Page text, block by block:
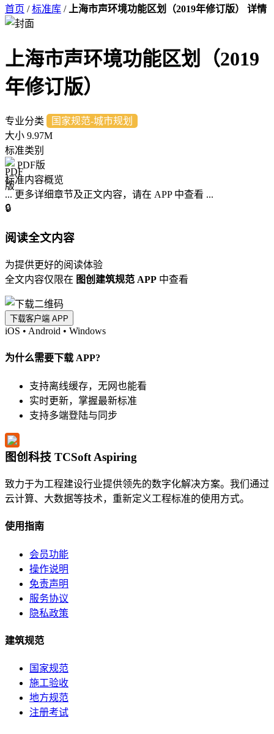
首页 / 标准库 / 上海市声环境功能区划（2019年修订版） 详情
上海市声环境功能区划（2019
年修订版）
专业分类
国家规范-城市规划
大小 9.97M
标准类别
PDF版
标准内容概览
... 更多详细章节及正文内容，请在 APP 中查看 ...
🔒
阅读全文内容
为提供更好的阅读体验
全文内容仅限在 图创建筑规范 APP 中查看
下载客户端 APP
iOS • Android • Windows
为什么需要下载 APP?
支持离线缓存，无网也能看
实时更新，掌握最新标准
支持多端登陆与同步
图创科技 TCSoft Aspiring
致力于为工程建设行业提供领先的数字化解决方案。我们通过
云计算、大数据等技术，重新定义工程标准的使用方式。
使用指南
会员功能
操作说明
免责声明
服务协议
隐私政策
建筑规范
国家规范
施工验收
地方规范
注册考试